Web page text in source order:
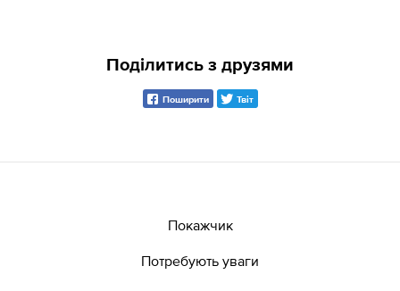
Поділитись з друзями
Поширити Твіт
Покажчик
Потребують уваги